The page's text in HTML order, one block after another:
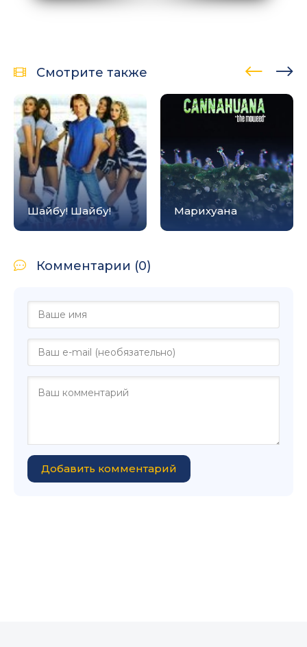
Смотрите также
Шайбу! Шайбу! Марихуана
Комментарии (0)
Добавить комментарий